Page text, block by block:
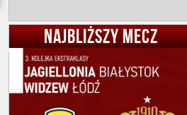
NAJBLIŻSZY MECZ